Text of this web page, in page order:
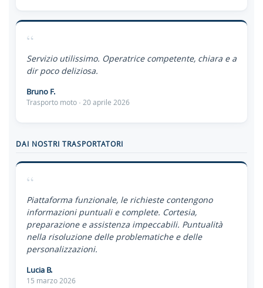
“
Servizio utilissimo. Operatrice competente, chiara e a
dir poco deliziosa.
Bruno F.
Trasporto moto · 20 aprile 2026
DAI NOSTRI TRASPORTATORI
“
Piattaforma funzionale, le richieste contengono
informazioni puntuali e complete. Cortesia,
preparazione e assistenza impeccabili. Puntualità
nella risoluzione delle problematiche e delle
personalizzazioni.
Lucia B.
15 marzo 2026